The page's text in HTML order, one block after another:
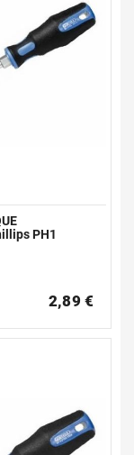
PH1
2,89 €